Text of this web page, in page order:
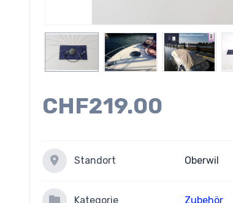
CHF219.00
Standort Oberwil
Kategorie Zubehör